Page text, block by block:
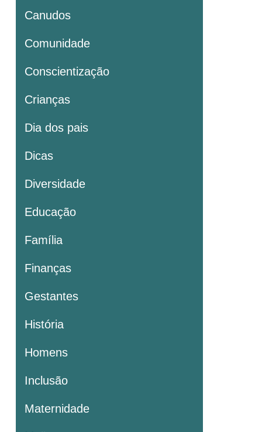
Canudos
Comunidade
Conscientização
Crianças
Dia dos pais
Dicas
Diversidade
Educação
Família
Finanças
Gestantes
História
Homens
Inclusão
Maternidade